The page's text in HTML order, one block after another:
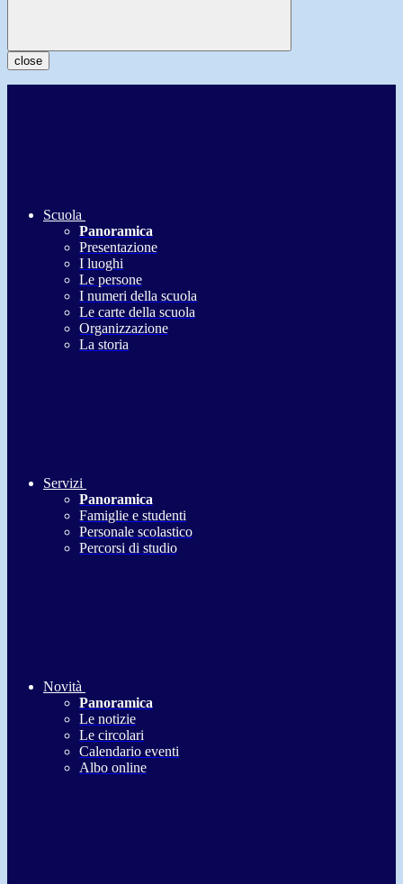
close
Scuola
Panoramica
Presentazione
I luoghi
Le persone
I numeri della scuola
Le carte della scuola
Organizzazione
La storia
Servizi
Panoramica
Famiglie e studenti
Personale scolastico
Percorsi di studio
Novità
Panoramica
Le notizie
Le circolari
Calendario eventi
Albo online